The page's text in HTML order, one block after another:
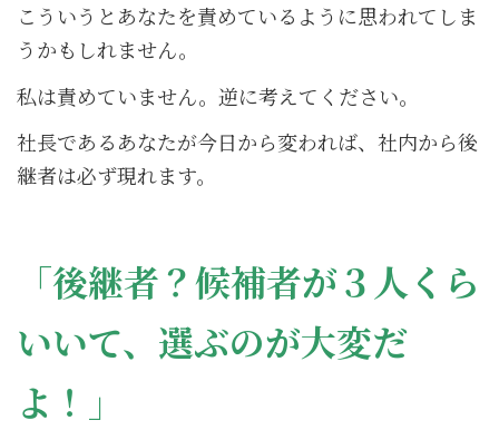
こういうとあなたを責めているように思われてしま
うかもしれません。
私は責めていません。逆に考えてください。
社長であるあなたが今日から変われば、社内から後
継者は必ず現れます。
「後継者？候補者が３人くら
いいて、選ぶのが大変だ
よ！」